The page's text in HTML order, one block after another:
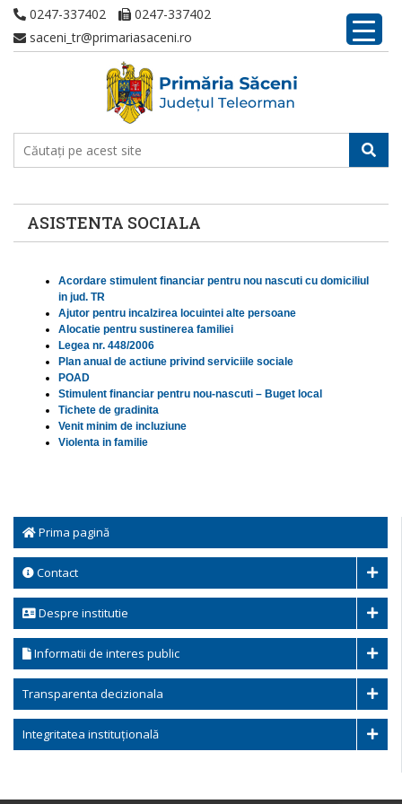
0247-337402
0247-337402
saceni_tr@primariasaceni.ro
ASISTENTA SOCIALA
Prima pagină
Contact
Despre institutie
Informatii de interes public
Transparenta decizionala
Integritatea instituțională
Acordare stimulent financiar pentru nou nascuti cu domiciliul
in jud. TR
Ajutor pentru incalzirea locuintei alte persoane
Alocatie pentru sustinerea familiei
Legea nr. 448/2006
Plan anual de actiune privind serviciile sociale
POAD
Stimulent financiar pentru nou-nascuti – Buget local
Tichete de gradinita
Venit minim de incluziune
Violenta in familie